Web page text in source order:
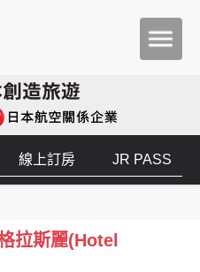
線上訂房 JR PASS
拉斯麗(Hotel